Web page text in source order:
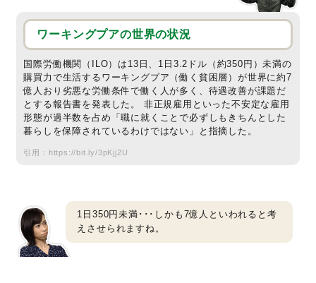
ワーキングプアの世界の状況
国際労働機関（ILO）は13日、1日3.2ドル（約350円）未満の
購買力で生活するワーキングプア（働く貧困層）が世界に約7
億人おり劣悪な労働条件で働く人が多く、待遇改善が課題だ
とする報告書を発表した。 非正規雇用といった不安定な雇用
形態が過半数を占め「職に就くことで必ずしもきちんとした
暮らしを保障されているわけではない」と指摘した。
引用： https://bit.ly/3pKjj2U
1日350円未満･･･しかも7億人といわれると考
えさせられますね。